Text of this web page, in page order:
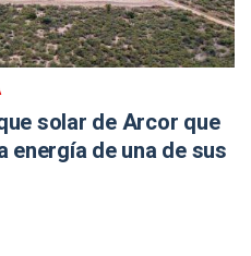
solar de Arcor que
energía de una de sus